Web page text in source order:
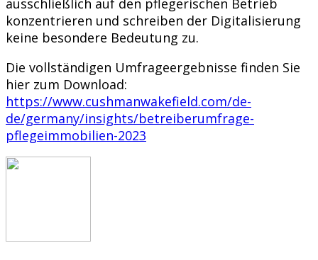
ausschließlich auf den pflegerischen Betrieb
konzentrieren und schreiben der Digitalisierung
keine besondere Bedeutung zu.
Die vollständigen Umfrageergebnisse finden Sie
hier zum Download:
https://www.cushmanwakefield.com/de-
de/germany/insights/betreiberumfrage-
pflegeimmobilien-2023